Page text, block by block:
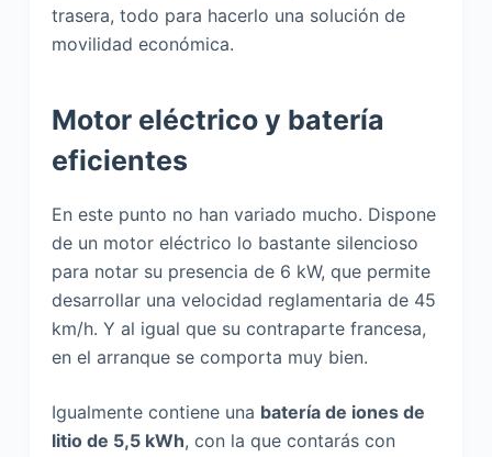
trasera, todo para hacerlo una solución de
movilidad económica.
Motor eléctrico y batería
eficientes
En este punto no han variado mucho. Dispone
de un motor eléctrico lo bastante silencioso
para notar su presencia de 6 kW, que permite
desarrollar una velocidad reglamentaria de 45
km/h. Y al igual que su contraparte francesa,
en el arranque se comporta muy bien.
Igualmente contiene una batería de iones de
litio de 5,5 kWh, con la que contarás con